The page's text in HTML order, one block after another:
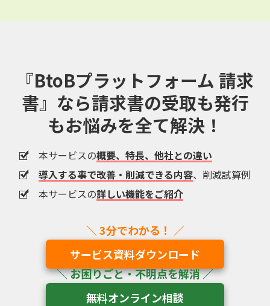
『BtoBプラットフォーム 請求
書』なら請求書の受取も発行
もお悩みを全て解決！
本サービスの概要、特長、他社との違い
導入する事で改善・削減できる内容、削減試算例
本サービスの詳しい機能をご紹介
サービス資料ダウンロード
無料オンライン相談